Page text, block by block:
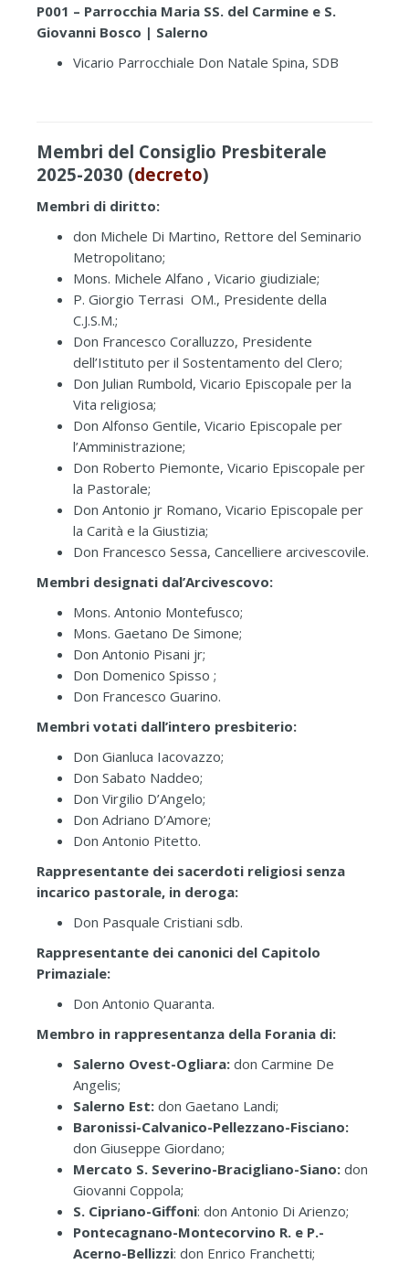
P001 – Parrocchia Maria SS. del Carmine e S.
Giovanni Bosco | Salerno
Vicario Parrocchiale Don Natale Spina, SDB
Membri del Consiglio Presbiterale
2025-2030 (decreto)
Membri di diritto:
don Michele Di Martino, Rettore del Seminario
Metropolitano;
Mons. Michele Alfano , Vicario giudiziale;
P. Giorgio Terrasi OM., Presidente della
C.J.S.M.;
Don Francesco Coralluzzo, Presidente
dell’Istituto per il Sostentamento del Clero;
Don Julian Rumbold, Vicario Episcopale per la
Vita religiosa;
Don Alfonso Gentile, Vicario Episcopale per
l’Amministrazione;
Don Roberto Piemonte, Vicario Episcopale per
la Pastorale;
Don Antonio jr Romano, Vicario Episcopale per
la Carità e la Giustizia;
Don Francesco Sessa, Cancelliere arcivescovile.
Membri designati dal’Arcivescovo:
Mons. Antonio Montefusco;
Mons. Gaetano De Simone;
Don Antonio Pisani jr;
Don Domenico Spisso ;
Don Francesco Guarino.
Membri votati dall’intero presbiterio:
Don Gianluca Iacovazzo;
Don Sabato Naddeo;
Don Virgilio D’Angelo;
Don Adriano D’Amore;
Don Antonio Pitetto.
Rappresentante dei sacerdoti religiosi senza
incarico pastorale, in deroga:
Don Pasquale Cristiani sdb.
Rappresentante dei canonici del Capitolo
Primaziale:
Don Antonio Quaranta.
Membro in rappresentanza della Forania di:
Salerno Ovest-Ogliara: don Carmine De
Angelis;
Salerno Est: don Gaetano Landi;
Baronissi-Calvanico-Pellezzano-Fisciano:
don Giuseppe Giordano;
Mercato S. Severino-Bracigliano-Siano: don
Giovanni Coppola;
S. Cipriano-Giffoni: don Antonio Di Arienzo;
Pontecagnano-Montecorvino R. e P.-
Acerno-Bellizzi: don Enrico Franchetti;